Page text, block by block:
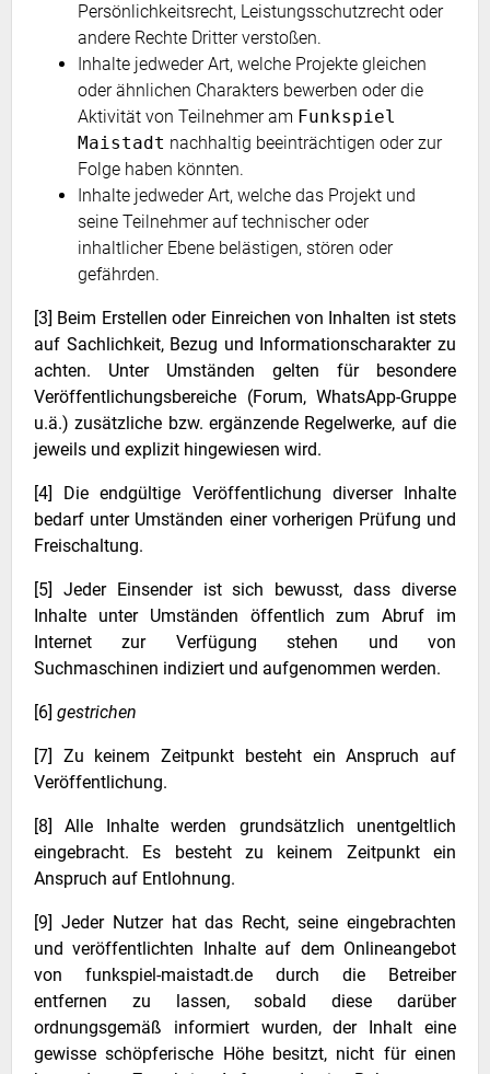
Persönlichkeitsrecht, Leistungsschutzrecht oder
andere Rechte Dritter verstoßen.
Inhalte jedweder Art, welche Projekte gleichen
oder ähnlichen Charakters bewerben oder die
Aktivität von Teilnehmer am Funkspiel
Maistadt nachhaltig beeinträchtigen oder zur
Folge haben könnten.
Inhalte jedweder Art, welche das Projekt und
seine Teilnehmer auf technischer oder
inhaltlicher Ebene belästigen, stören oder
gefährden.
[3] Beim Erstellen oder Einreichen von Inhalten ist stets
auf Sachlichkeit, Bezug und Informationscharakter zu
achten. Unter Umständen gelten für besondere
Veröffentlichungsbereiche (Forum, WhatsApp-Gruppe
u.ä.) zusätzliche bzw. ergänzende Regelwerke, auf die
jeweils und explizit hingewiesen wird.
[4] Die endgültige Veröffentlichung diverser Inhalte
bedarf unter Umständen einer vorherigen Prüfung und
Freischaltung.
[5] Jeder Einsender ist sich bewusst, dass diverse
Inhalte unter Umständen öffentlich zum Abruf im
Internet zur Verfügung stehen und von
Suchmaschinen indiziert und aufgenommen werden.
[6] gestrichen
[7] Zu keinem Zeitpunkt besteht ein Anspruch auf
Veröffentlichung.
[8] Alle Inhalte werden grundsätzlich unentgeltlich
eingebracht. Es besteht zu keinem Zeitpunkt ein
Anspruch auf Entlohnung.
[9] Jeder Nutzer hat das Recht, seine eingebrachten
und veröffentlichten Inhalte auf dem Onlineangebot
von funkspiel-maistadt.de durch die Betreiber
entfernen zu lassen, sobald diese darüber
ordnungsgemäß informiert wurden, der Inhalt eine
gewisse schöpferische Höhe besitzt, nicht für einen